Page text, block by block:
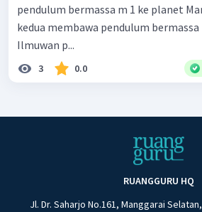
pendulum bermassa m 1 ke planet
kedua membawa pendulum bermassa
Ilmuwan p...
3 0.0
RUANGGURU HQ
Jl. Dr. Saharjo No.161, Manggarai